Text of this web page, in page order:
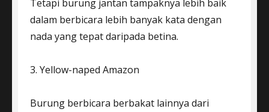
Tetapi burung jantan tampaknya lebih baik
dalam berbicara lebih banyak kata dengan
nada yang tepat daripada betina.
3. Yellow-naped Amazon
Burung berbicara berbakat lainnya dari